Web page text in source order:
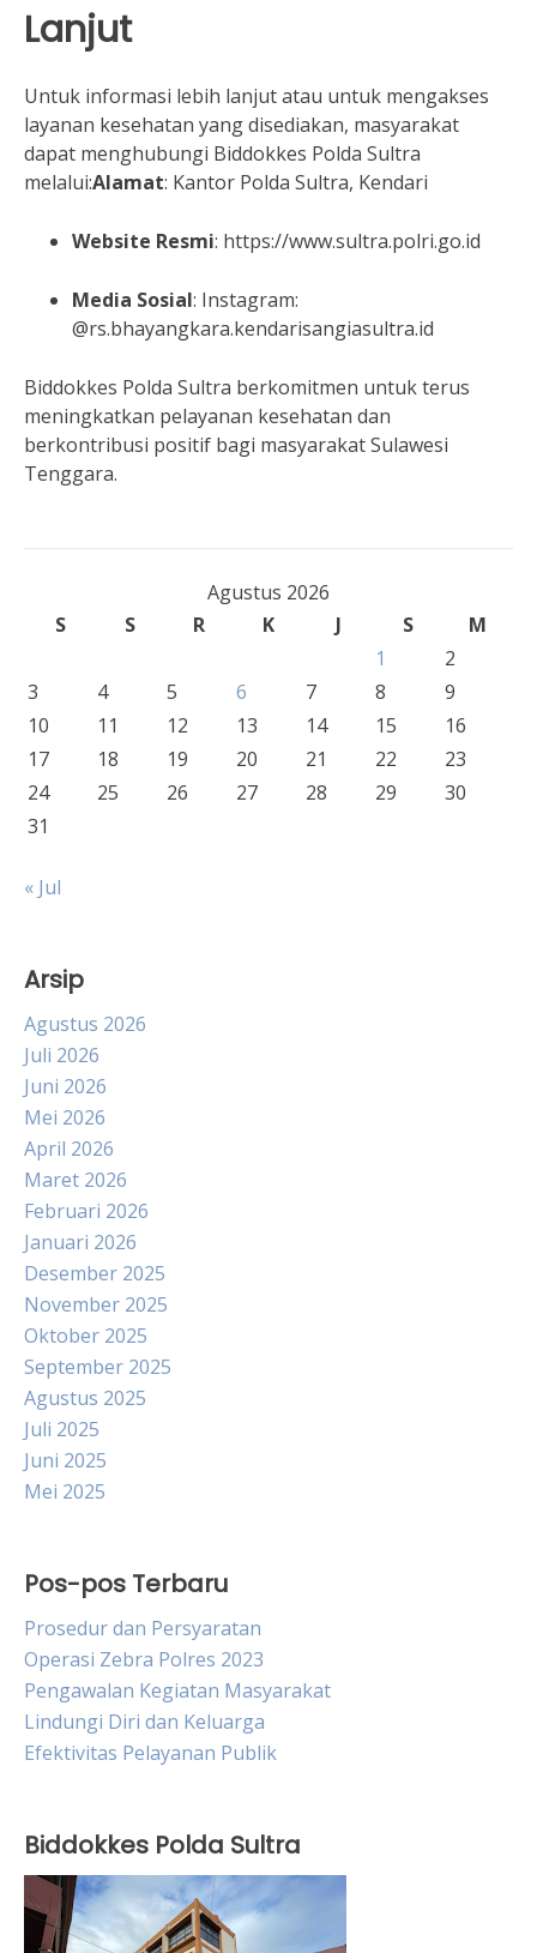
Lanjut
Untuk informasi lebih lanjut atau untuk mengakses
layanan kesehatan yang disediakan, masyarakat
dapat menghubungi Biddokkes Polda Sultra
melalui:Alamat: Kantor Polda Sultra, Kendari
Website Resmi: https://www.sultra.polri.go.id
Media Sosial: Instagram:
@rs.bhayangkara.kendarisangiasultra.id
Biddokkes Polda Sultra berkomitmen untuk terus
meningkatkan pelayanan kesehatan dan
berkontribusi positif bagi masyarakat Sulawesi
Tenggara.
Agustus 2026
S
S R K J S
M
1
2
3
4 5 6 7 8
9
10
11 12 13 14 15
16
17
18 19 20 21 22
23
24
25 26 27 28 29
30
31
« Jul
Arsip
Agustus 2026
Juli 2026
Juni 2026
Mei 2026
April 2026
Maret 2026
Februari 2026
Januari 2026
Desember 2025
November 2025
Oktober 2025
September 2025
Agustus 2025
Juli 2025
Juni 2025
Mei 2025
Pos-pos Terbaru
Prosedur dan Persyaratan
Operasi Zebra Polres 2023
Pengawalan Kegiatan Masyarakat
Lindungi Diri dan Keluarga
Efektivitas Pelayanan Publik
Biddokkes Polda Sultra